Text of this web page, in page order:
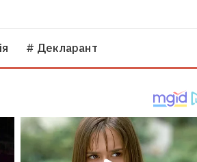
# Декларант